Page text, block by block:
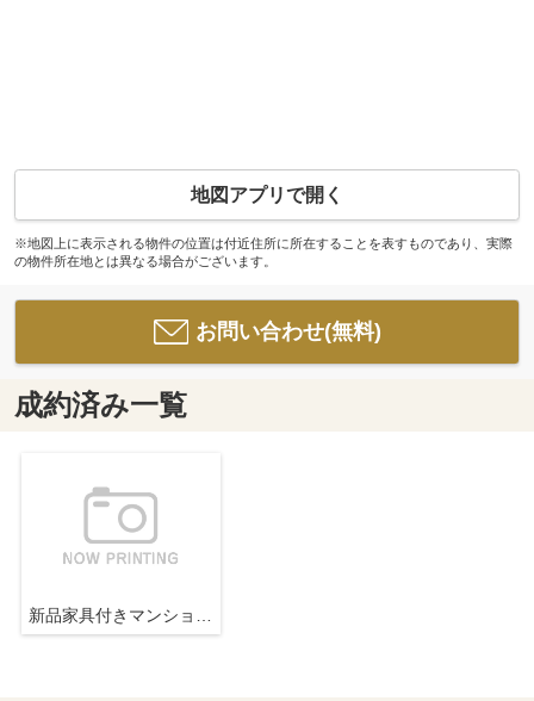
地図アプリで開く
※地図上に表示される物件の位置は付近住所に所在することを表すものであり、実際
の物件所在地とは異なる場合がございます。
お問い合わせ(無料)
成約済み一覧